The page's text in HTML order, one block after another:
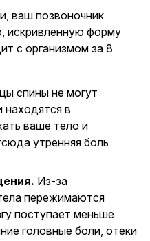
ваш позвоночник
искривленную форму
с организмом за 8
спины не могут
находятся в
ваше тело и
утренняя боль
Из-за
пережимаются
поступает меньше
головные боли, отеки